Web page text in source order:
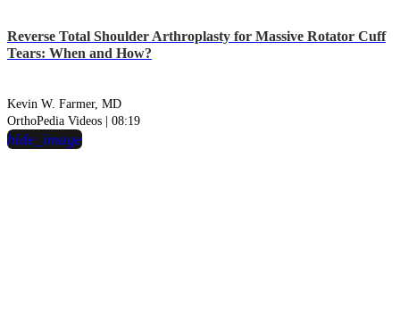
Reverse Total Shoulder Arthroplasty for Massive Rotator Cuff
Tears: When and How?
Kevin W. Farmer, MD
OrthoPedia Videos | 08:19
hide_image